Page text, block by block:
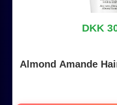
DKK
Almond Amande